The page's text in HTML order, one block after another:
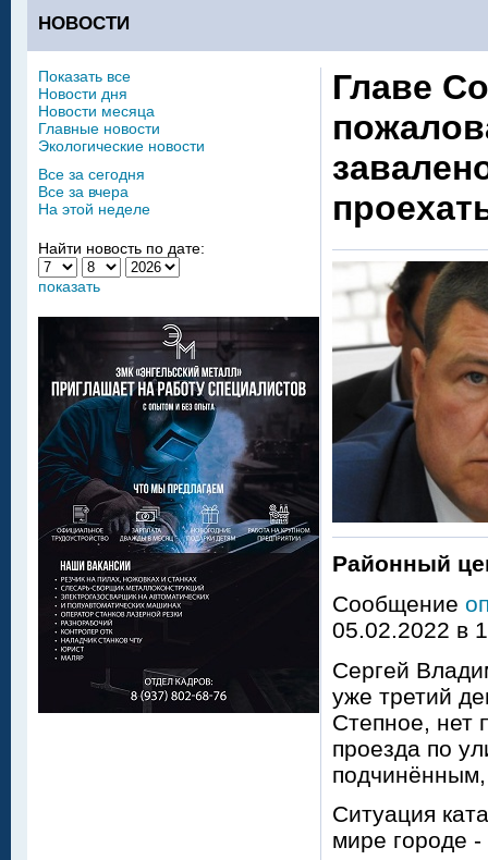
НОВОСТИ
Главе
Районный
Сообщение
05.02.2022 в
Сергей
уже третий
Степное, нет
проезда по
подчинённым,
Ситуация
мире городе
Показать все
Новости дня
Новости месяца
Главные новости
Экологические новости
Все за сегодня
Все за вчера
На этой неделе
Найти новость по дате:
показать